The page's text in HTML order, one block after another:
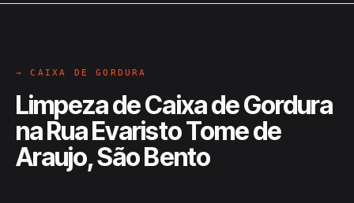
→ CAIXA DE GORDURA
Limpeza de Caixa de Gordura
na Rua Evaristo Tome de
Araujo, São Bento